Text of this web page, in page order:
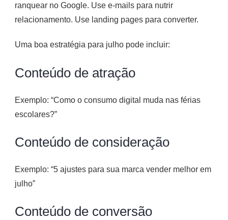
ranquear no Google. Use e-mails para nutrir
relacionamento. Use landing pages para converter.
Uma boa estratégia para julho pode incluir:
Conteúdo de atração
Exemplo: “Como o consumo digital muda nas férias
escolares?”
Conteúdo de consideração
Exemplo: “5 ajustes para sua marca vender melhor em
julho”
Conteúdo de conversão